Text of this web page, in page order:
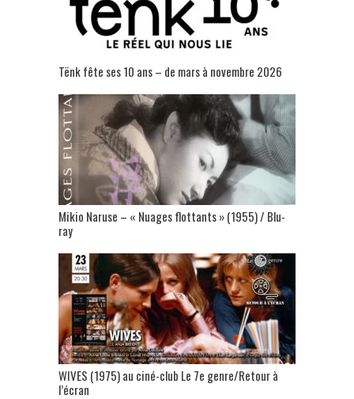
Tënk fête ses 10 ans – de mars à novembre 2026
Mikio Naruse – « Nuages flottants » (1955) / Blu-
ray
WIVES (1975) au ciné-club Le 7e genre/Retour à
l’écran